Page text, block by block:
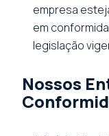
empresa
em
legislação
Nossos